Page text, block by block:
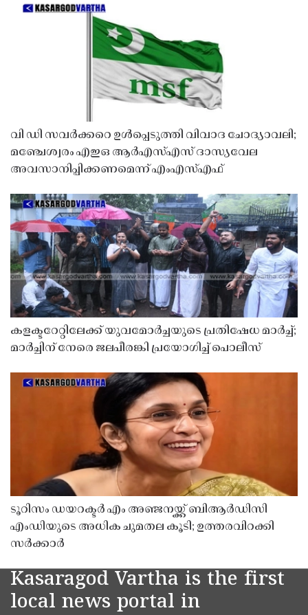
വി ഡി സവർക്കറെ ഉൾപ്പെടുത്തി വിവാദ ചോദ്യാവലി;
മഞ്ചേശ്വരം എഇഒ ആർഎസ്എസ് ദാസ്യവേല
അവസാനിപ്പിക്കണമെന്ന് എംഎസ്എഫ്
കളക്ടറേറ്റിലേക്ക് യുവമോർച്ചയുടെ പ്രതിഷേധ മാർച്ച്;
മാർച്ചിന് നേരെ ജലപീരങ്കി പ്രയോഗിച്ച് പൊലീസ്
ടൂറിസം ഡയറക്ടർ എം അഞ്ജനയ്ക്ക് ബിആർഡിസി
എംഡിയുടെ അധിക ചുമതല കൂടി; ഉത്തരവിറക്കി
സർക്കാർ
Kasaragod Vartha is the first
local news portal in